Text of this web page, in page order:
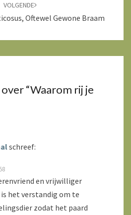
VOLGENDE
Oftewel Gewone Braam
“Waarom rij je
schreef:
en vrijwilliger
het verstandig om te
zodat het paard